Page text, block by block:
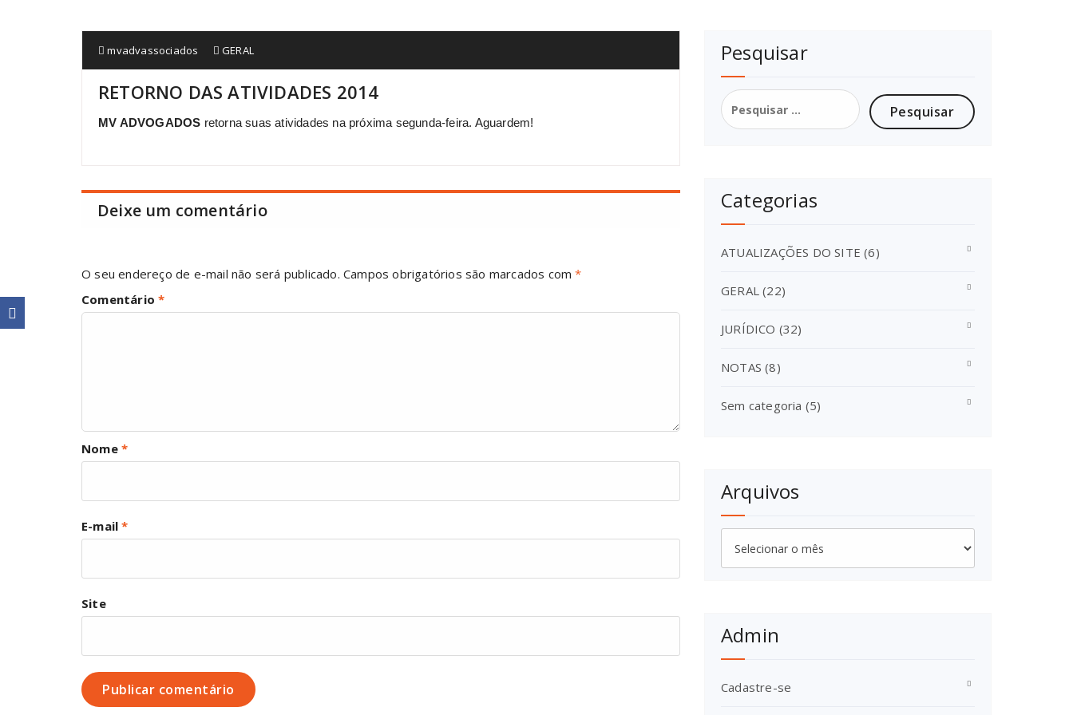
mvadvassociados GERAL
RETORNO DAS ATIVIDADES 2014
MV ADVOGADOS retorna suas atividades na próxima segunda-feira. Aguardem!
Deixe um comentário
O seu endereço de e-mail não será publicado. Campos obrigatórios são marcados com*
Comentário*
Nome *
E-mail*
Site
Pesquisar
Pesquisar
por:
Categorias
ATUALIZAÇÕES DO SITE (6)
GERAL (22)
JURÍDICO (32)
NOTAS (8)
Sem categoria (5)
Arquivos
Admin
Cadastre-se